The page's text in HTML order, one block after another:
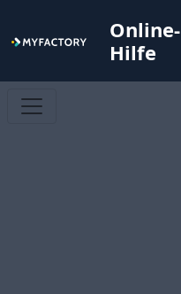
Online-
Hilfe